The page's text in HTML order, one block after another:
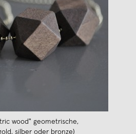
wood" geometrische,
silber oder bronze)